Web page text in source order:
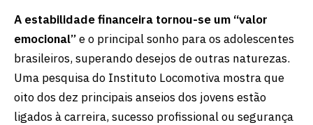
A estabilidade financeira tornou-se um “valor
emocional”e o principal sonho para os adolescentes
brasileiros, superando desejos de outras naturezas.
Uma pesquisa do Instituto Locomotiva mostra que
oito dos dez principais anseios dos jovens estão
ligados à carreira, sucesso profissional ou segurança